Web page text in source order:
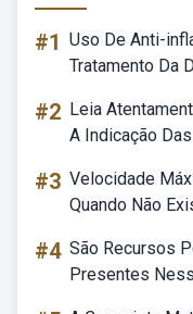
#1 Uso De Anti-
Tratamento Da
#2 Leia
A Indicação
#3 Velocidade
Quando Não
#4 São Recursos
Presentes